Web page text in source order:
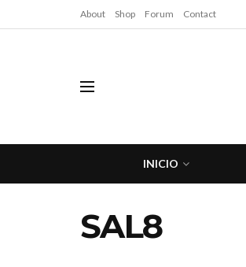
About Shop Forum Contact
INICIO
SAL8